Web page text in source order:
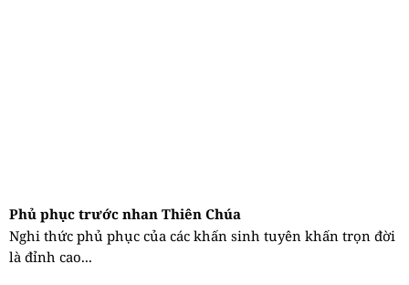
Phủ phục trước nhan Thiên Chúa
Nghi thức phủ phục của các khấn sinh tuyên khấn trọn đời
là đỉnh cao...